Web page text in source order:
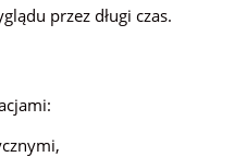
przez długi czas.